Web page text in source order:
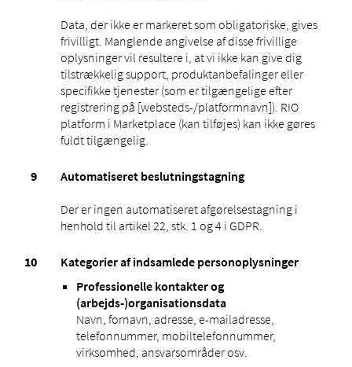
Data, der ikke er markeret som obligatoriske, gives
frivilligt. Manglende angivelse af disse frivillige
oplysninger vil resultere i, at vi ikke kan give dig
tilstrækkelig support, produktanbefalinger eller
specifikke tjenester (som er tilgængelige efter
registrering på [websteds-/platformnavn]). RIO
platform i Marketplace (kan tilføjes) kan ikke gøres
fuldt tilgængelig.
Automatiseret beslutningstagning
Der er ingen automatiseret afgørelsestagning i
henhold til artikel 22, stk. 1 og 4 i GDPR.
Kategorier af indsamlede personoplysninger
Professionelle kontakter og
(arbejds-)organisationsdata
Navn, fornavn, adresse, e-mailadresse,
telefonnummer, mobiltelefonnummer,
virksomhed, ansvarsområder osv.